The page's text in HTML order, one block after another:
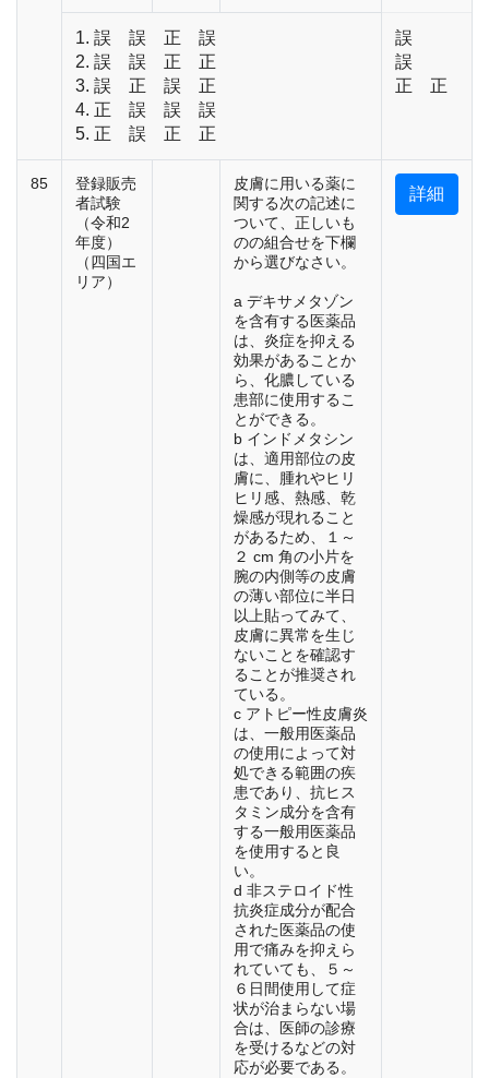
1. 誤 誤 正 誤
2. 誤 誤 正 正
3. 誤 正 誤 正
4. 正 誤 誤 誤
5. 正 誤 正 正
誤
誤
正 正
85
登録販売
者試験
（令和2
年度）
（四国エ
リア）
皮膚に用いる薬に
関する次の記述に
ついて、正しいも
のの組合せを下欄
から選びなさい。
a デキサメタゾン
を含有する医薬品
は、炎症を抑える
効果があることか
ら、化膿している
患部に使用するこ
とができる。
b インドメタシン
は、適用部位の皮
膚に、腫れやヒリ
ヒリ感、熱感、乾
燥感が現れること
があるため、１～
２ cm 角の小片を
腕の内側等の皮膚
の薄い部位に半日
以上貼ってみて、
皮膚に異常を生じ
ないことを確認す
ることが推奨され
ている。
c アトピー性皮膚炎
は、一般用医薬品
の使用によって対
処できる範囲の疾
患であり、抗ヒス
タミン成分を含有
する一般用医薬品
を使用すると良
い。
d 非ステロイド性
抗炎症成分が配合
された医薬品の使
用で痛みを抑えら
れていても、５～
６日間使用して症
状が治まらない場
合は、医師の診療
を受けるなどの対
応が必要である。
詳細